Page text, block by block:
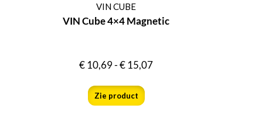
VIN CUBE
VIN Cube 4×4 Magnetic
€10,69-€15,07
Zie product